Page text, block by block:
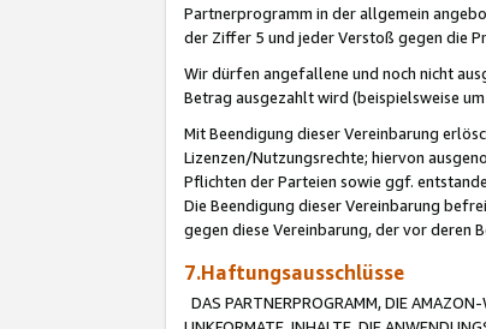
Partnerprogramm in der allgemein
der Ziffer 5 und jeder Verstoß gegen die
Wir dürfen angefallene und noch nicht
Betrag ausgezahlt wird (beispielsweise
Mit Beendigung dieser Vereinbarung
Lizenzen/Nutzungsrechte; hiervon
Pflichten der Parteien sowie ggf.
Die Beendigung dieser Vereinbarung
gegen diese Vereinbarung, der vor deren
7.Haftungsausschlüsse
DAS PARTNERPROGRAMM, DIE